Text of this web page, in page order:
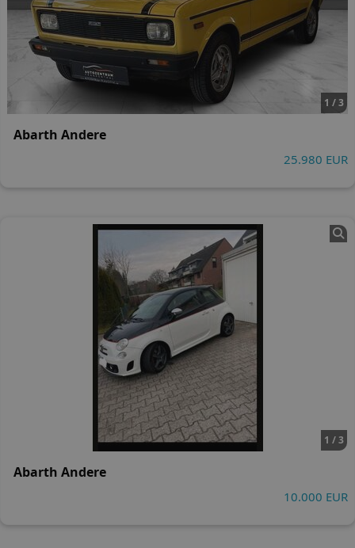
1 / 3
Abarth Andere
25.980 EUR
1 / 3
Abarth Andere
10.000 EUR